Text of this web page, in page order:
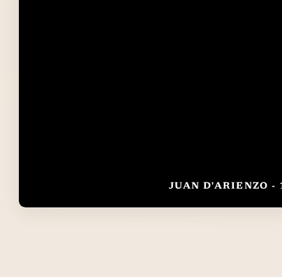
JUAN D'ARIENZO -